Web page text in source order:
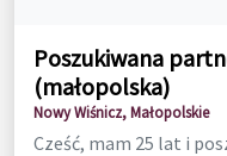
Poszukiwana
(małopolska)
Nowy Wiśnicz, Małopolskie
Cześć, mam 25 lat i